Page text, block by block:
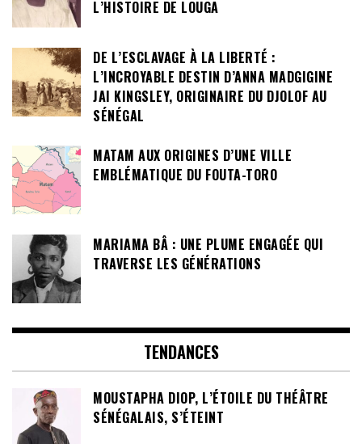
L’HISTOIRE DE LOUGA
DE L’ESCLAVAGE À LA LIBERTÉ :
L’INCROYABLE DESTIN D’ANNA MADGIGINE
JAI KINGSLEY, ORIGINAIRE DU DJOLOF AU
SÉNÉGAL
MATAM AUX ORIGINES D’UNE VILLE
EMBLÉMATIQUE DU FOUTA-TORO
MARIAMA BÂ : UNE PLUME ENGAGÉE QUI
TRAVERSE LES GÉNÉRATIONS
TENDANCES
MOUSTAPHA DIOP, L’ÉTOILE DU THÉÂTRE
SÉNÉGALAIS, S’ÉTEINT